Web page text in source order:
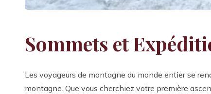
Sommets et
Les voyageurs de montagne du monde entier se
montagne. Que vous cherchiez votre première